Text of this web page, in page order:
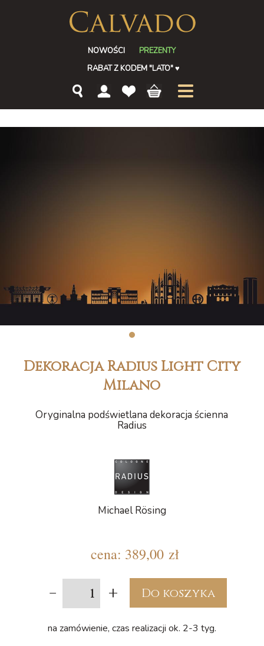
NOWOŚCI
PREZENTY
RABAT Z KODEM "LATO"♥
1
Dekoracja Radius Light City
Milano
Oryginalna podświetlana dekoracja ścienna
Radius
Michael Rösing
cena: 389,00 zł
- + Do koszyka
na zamówienie, czas realizacji ok. 2-3 tyg.